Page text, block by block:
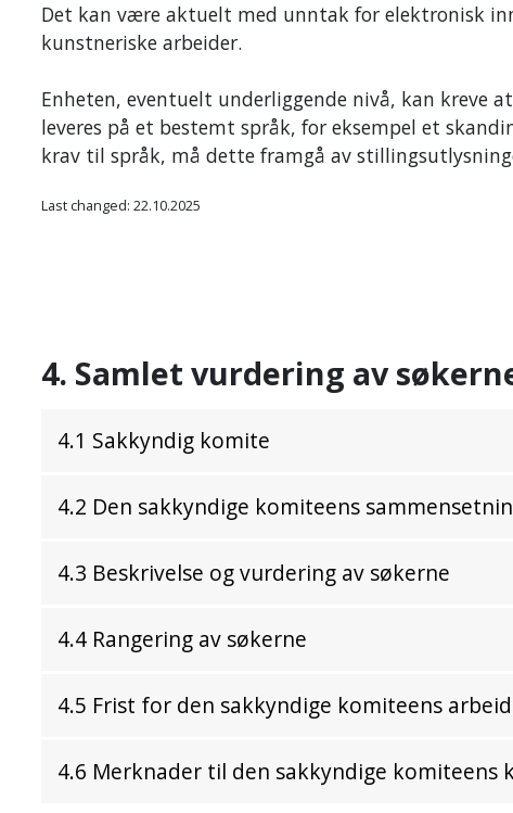
Det kan være aktuelt med unntak for elektronisk
kunstneriske arbeider.
Enheten, eventuelt underliggende nivå, kan kreve
leveres på et bestemt språk, for eksempel et
krav til språk, må dette framgå av
Last changed: 22.10.2025
4. Samlet vurdering av
4.1 Sakkyndig komite
4.2 Den sakkyndige komiteens
4.3 Beskrivelse og vurdering av søkerne
4.4 Rangering av søkerne
4.5 Frist for den sakkyndige komiteens arbeid
4.6 Merknader til den sakkyndige komiteens